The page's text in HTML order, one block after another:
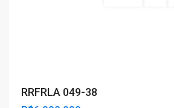
RRFRLA 049-38